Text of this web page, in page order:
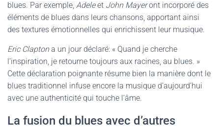
blues. Par exemple, Adeleet John Mayeront incorporé des
éléments de blues dans leurs chansons, apportant ainsi
des textures émotionnelles qui enrichissent leur musique.
Eric Claptona un jour déclaré: « Quand je cherche
l’inspiration, je retourne toujours aux racines, au blues. »
Cette déclaration poignante résume bien la manière dont le
blues traditionnel infuse encore la musique d’aujourd’hui
avec une authenticité qui touche l’âme.
La fusion du blues avec d’autres